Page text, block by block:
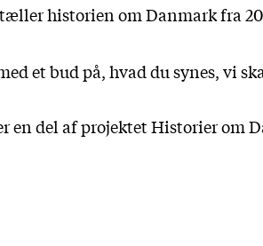
historien om Danmark fra
et bud på, hvad du synes, vi
en del af projektet Historier om